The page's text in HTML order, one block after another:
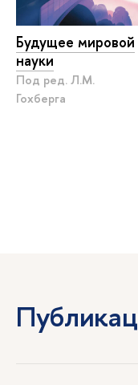
Будущее мировой
науки
Под ред. Л.М.
Гохберга